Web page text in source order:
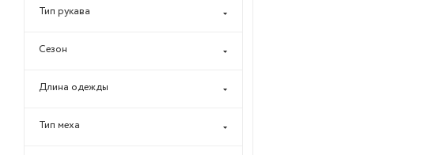
Тип рукава
Сезон
Длина одежды
Тип меха